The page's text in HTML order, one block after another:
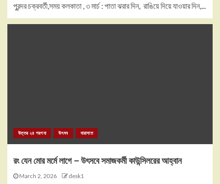
পুরন্দর চক্রবর্তী,সময় কলকাতা , ৩ মার্চ : পাতা ঝরার দিন, রাঙিয়ে দিয়ে যাওয়ার দিন,...
উত্তর ২৪ পরগনা উৎসব বারাসাত
রং যেন মোর মর্মে লাগে – উৎসবে সমাজকর্মী কাউন্সিলরের আহ্বান
March 2, 2026 desk1